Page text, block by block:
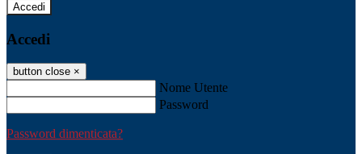
Accedi
Accedi
button close ×
Nome Utente
Password
Password dimenticata?